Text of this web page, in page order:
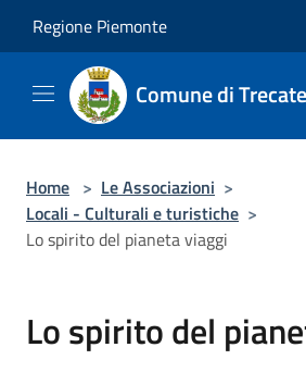
Regione Piemonte
Comune di Trecate
Home > Le Associazioni >
Locali - Culturali e turistiche >
Lo spirito del pianeta viaggi
Lo spirito del